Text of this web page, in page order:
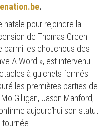
.
natale pour rejoindre la
de Thomas Green
parmi les chouchous des
A Word », est intervenu
à guichets fermés
les premières parties de
Gilligan, Jason Manford,
aujourd’hui son statut